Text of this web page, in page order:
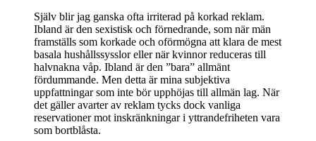
Själv blir jag ganska ofta irriterad på korkad reklam.
Ibland är den sexistisk och förnedrande, som när män
framställs som korkade och oförmögna att klara de mest
basala hushållssysslor eller när kvinnor reduceras till
halvnakna våp. Ibland är den ”bara” allmänt
fördummande. Men detta är mina subjektiva
uppfattningar som inte bör upphöjas till allmän lag. När
det gäller avarter av reklam tycks dock vanliga
reservationer mot inskränkningar i yttrandefriheten vara
som bortblåsta.